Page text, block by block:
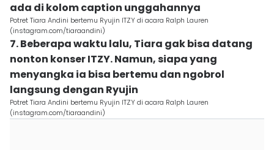
ada di kolom caption unggahannya
Potret Tiara Andini bertemu Ryujin ITZY di acara Ralph Lauren
(instagram.com/tiaraandini)
7. Beberapa waktu lalu, Tiara gak bisa datang
nonton konser ITZY. Namun, siapa yang
menyangka ia bisa bertemu dan ngobrol
langsung dengan Ryujin
Potret Tiara Andini bertemu Ryujin ITZY di acara Ralph Lauren
(instagram.com/tiaraandini)